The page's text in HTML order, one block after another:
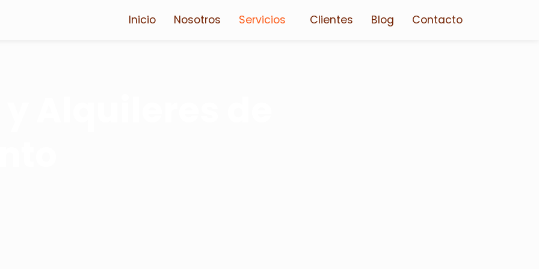
Inicio Nosotros Servicios Clientes Blog Contacto